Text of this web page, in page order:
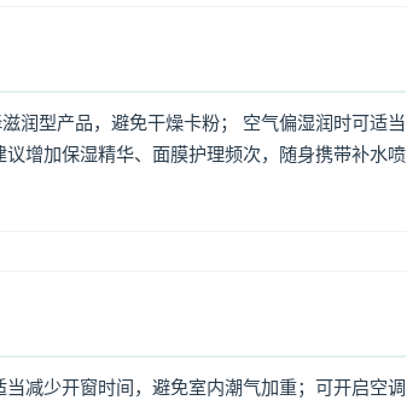
润型产品，避免干燥卡粉； 空气偏湿润时可适当
增加保湿精华、面膜护理频次，随身携带补水喷
减少开窗时间，避免室内潮气加重；可开启空调